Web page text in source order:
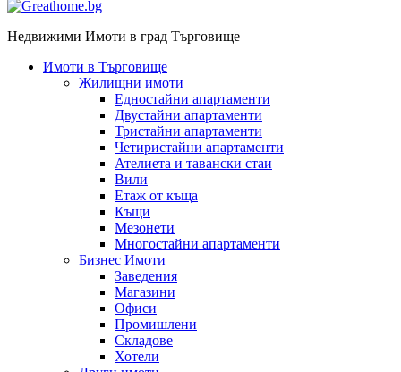
Недвижими Имоти в град Търговище
Имоти в Търговище
Жилищни имоти
Едностайни апартаменти
Двустайни апартаменти
Тристайни апартаменти
Четиристайни апартаменти
Ателиета и тавански стаи
Вили
Етаж от къща
Къщи
Мезонети
Многостайни апартаменти
Бизнес Имоти
Заведения
Магазини
Офиси
Промишлени
Складове
Хотели